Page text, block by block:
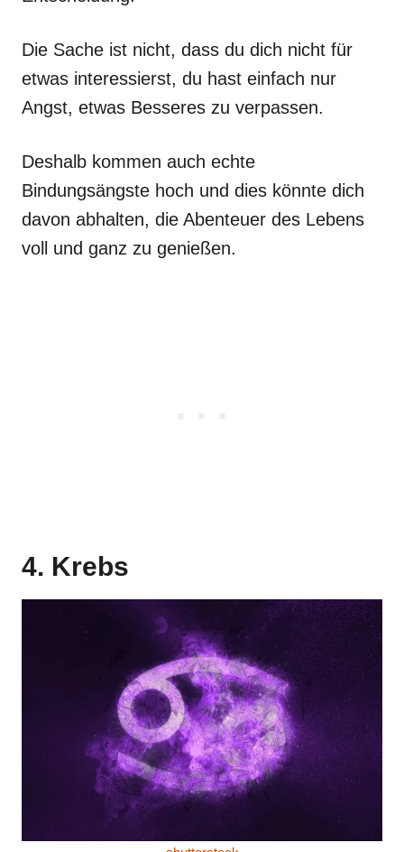
Die Sache ist nicht, dass du dich nicht für
etwas interessierst, du hast einfach nur
Angst, etwas Besseres zu verpassen.
Deshalb kommen auch echte
Bindungsängste hoch und dies könnte dich
davon abhalten, die Abenteuer des Lebens
voll und ganz zu genießen.
4. Krebs